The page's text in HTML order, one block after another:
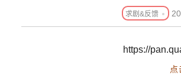
https://
点